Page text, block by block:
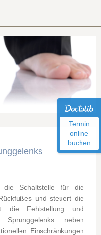
die Schaltstelle für die
und steuert die
die Fehlstellung und
neben
Einschränkungen
Termin
online
buchen